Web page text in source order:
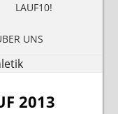
LAUF10!
UNS
2013